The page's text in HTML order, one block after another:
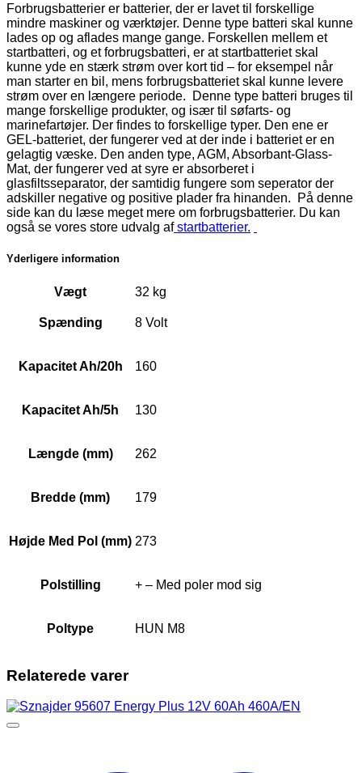
Forbrugsbatterier er batterier, der er lavet til forskellige
mindre maskiner og værktøjer. Denne type batteri skal kunne
lades op og aflades mange gange. Forskellen mellem et
startbatteri, og et forbrugsbatteri, er at startbatteriet skal
kunne yde en stærk strøm over kort tid – for eksempel når
man starter en bil, mens forbrugsbatteriet skal kunne levere
strøm over en længere periode. Denne type batteri bruges til
mange forskellige produkter, og især til søfarts- og
marinefartøjer. Der findes to forskellige typer. Den ene er
GEL-batteriet, der fungerer ved at der inde i batteriet er en
gelagtig væske. Den anden type, AGM, Absorbant-Glass-
Mat, der fungerer ved at syre er absorberet i
glasfiltsseparator, der samtidig fungere som seperator der
adskiller negative og positive plader fra hinanden. På denne
side kan du læse meget mere om forbrugsbatterier. Du kan
også se vores store udvalg afstartbatterier.
Yderligere information
Vægt 32 kg
Spænding 8 Volt
Kapacitet Ah/20h 160
Kapacitet Ah/5h 130
Længde (mm) 262
Bredde (mm) 179
Højde Med Pol (mm) 273
Polstilling + – Med poler mod sig
Poltype HUN M8
Relaterede varer